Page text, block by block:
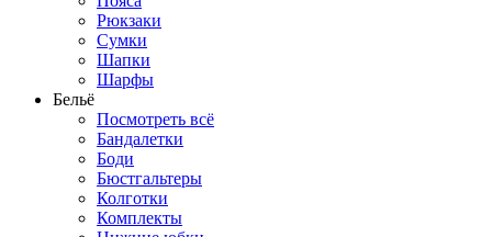
Рюкзаки
Сумки
Шапки
Шарфы
Бельё
Посмотреть всё
Бандалетки
Боди
Бюстгальтеры
Колготки
Комплекты